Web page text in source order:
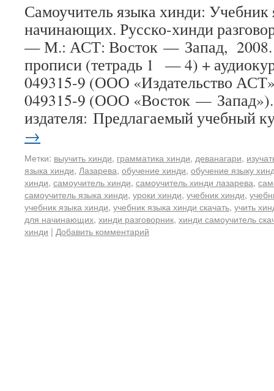
Самоучитель языка хинди: Учебник
начинающих. Русско-хинди
— М.: АСТ: Восток — Запад, 2008.
прописи (тетрадь 1 — 4) +
049315-9 (ООО «Издательство
049315-9 (ООО «Восток —
издателя: Предлагаемый учебный
→
Метки: выучить хинди, грамматика хинди, деванагари,
языка хинди, Лазарева, обучение хинди, обучение языку
хинди, самоучитель хинди, самоучитель хинди лазарева,
самоучитель языка хинди, уроки хинди, учебник хинди,
учебник языка хинди, учебник языка хинди скачать, учить
для начинающих, хинди разговорник, хинди самоучитель
хинди | Добавить комментарий